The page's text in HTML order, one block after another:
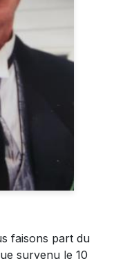
faisons part du
survenu le 10